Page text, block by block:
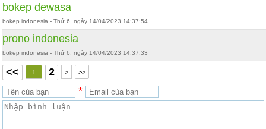
bokep dewasa
bokep indonesia - Thứ 6, ngày 14/04/2023 14:37:54
prono indonesia
bokep indonesia - Thứ 6, ngày 14/04/2023 14:37:33
<< 1 2 > >>
*